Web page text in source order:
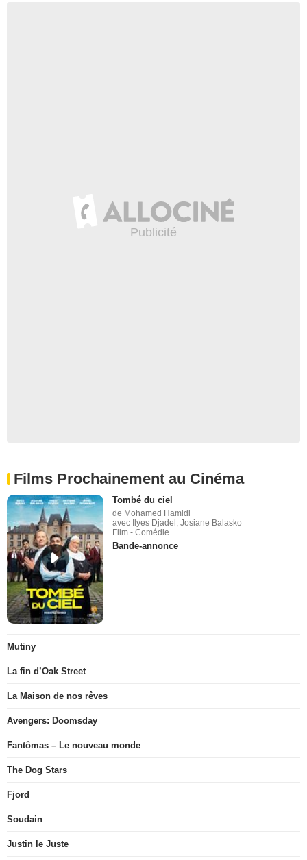
Films Prochainement au Cinéma
Tombé du ciel
de Mohamed Hamidi
avec Ilyes Djadel, Josiane Balasko
Film - Comédie
Bande-annonce
Mutiny
La fin d’Oak Street
La Maison de nos rêves
Avengers: Doomsday
Fantômas – Le nouveau monde
The Dog Stars
Fjord
Soudain
Justin le Juste